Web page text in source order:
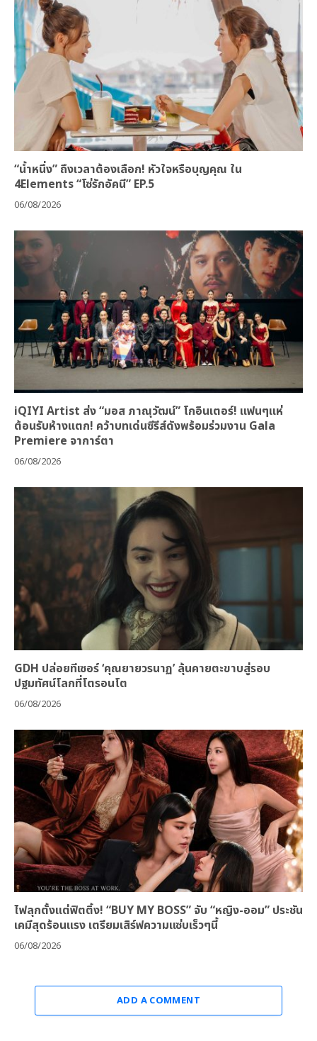
“น้ำหนึ่ง” ถึงเวลาต้องเลือก! หัวใจหรือบุญคุณ ใน
4Elements “โซ่รักอัคนี” EP.5
06/08/2026
iQIYI Artist ส่ง “มอส ภาณุวัฒน์” โกอินเตอร์! แฟนๆแห่
ต้อนรับห้างแตก! คว้าบทเด่นซีรีส์ดังพร้อมร่วมงาน Gala
Premiere จาการ์ตา
06/08/2026
GDH ปล่อยทีเซอร์ ‘คุณยายวรนาฏ’ ลุ้นคายตะขาบสู่รอบ
ปฐมทัศน์โลกที่โตรอนโต
06/08/2026
ไฟลุกตั้งแต่ฟิตติ้ง! “BUY MY BOSS” จับ “หญิง-ออม” ประชัน
เคมีสุดร้อนแรง เตรียมเสิร์ฟความแซ่บเร็วๆนี้
06/08/2026
ADD A COMMENT